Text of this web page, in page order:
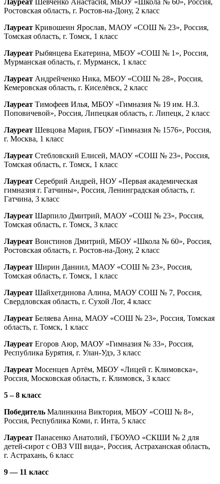
Лауреат
Шевченко Анастасия, МБОУ «Школа № 60», Россия,
Ростовская область, г. Ростов-на-Дону, 2 класс
Лауреат Кривошеин Ярослав, МАОУ «СОШ № 23», Россия,
Томская область, г. Томск, 1 класс
Лауреат Рыбянцева Екатерина, МБОУ «СОШ № 1», Россия,
Мурманская область, г. Мурманск, 1 класс
Лауреат Андрейченко Ника, МБОУ «СОШ № 28», Россия,
Кемеровская область, г. Киселёвск, 2 класс
Лауреат Тимофеев Илья, МБОУ «Гимназия № 19 им. Н.З.
Поповичевой», Россия, Липецкая область, г. Липецк, 2 класс
Лауреат Шевцова Мария, ГБОУ «Гимназия № 1576», Россия,
г. Москва, 1 класс
Лауреат Стебловский Елисей, МАОУ «СОШ № 23», Россия,
Томская область, г. Томск, 1 класс
Лауреат Серебрий Андрей, НОУ «Первая академическая
гимназия г. Гатчины», Россия, Ленинградская область, г.
Гатчина, 3 класс
Лауреат Шарпило Дмитрий, МАОУ «СОШ № 23», Россия,
Томская область, г. Томск, 3 класс
Лауреат Воистинов Дмитрий, МБОУ «Школа № 60», Россия,
Ростовская область, г. Ростов-на-Дону, 2 класс
Лауреат Ширин Даниил, МАОУ «СОШ № 23», Россия,
Томская область, г. Томск, 1 класс
Лауреат Шайхетдинова Алина, МАОУ СОШ № 7, Россия,
Свердловская область, г. Сухой Лог, 4 класс
Лауреат Беляева Анна, МАОУ «СОШ № 23», Россия, Томская
область, г. Томск, 1 класс
Лауреат Егоров Аюр, МАОУ «Гимназия № 33», Россия,
Республика Бурятия, г. Улан-Удэ, 3 класс
Лауреат Мосенцев Артём, МБОУ «Лицей г. Климовска»,
Россия, Московская область, г. Климовск, 3 класс
5 – 8 класс
Победитель Малинкина Виктория, МБОУ «СОШ № 8»,
Россия, Республика Коми, г. Инта, 5 класс
Лауреат Панасенко Анатолий, ГБОУАО «СКШИ № 2 для
детей-сирот с ОВЗ VIII вида», Россия, Астраханская область,
г. Астрахань, 6 класс
9 — 11 класс